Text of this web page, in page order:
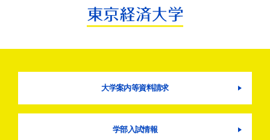
大学案内等資料請求
学部入試情報